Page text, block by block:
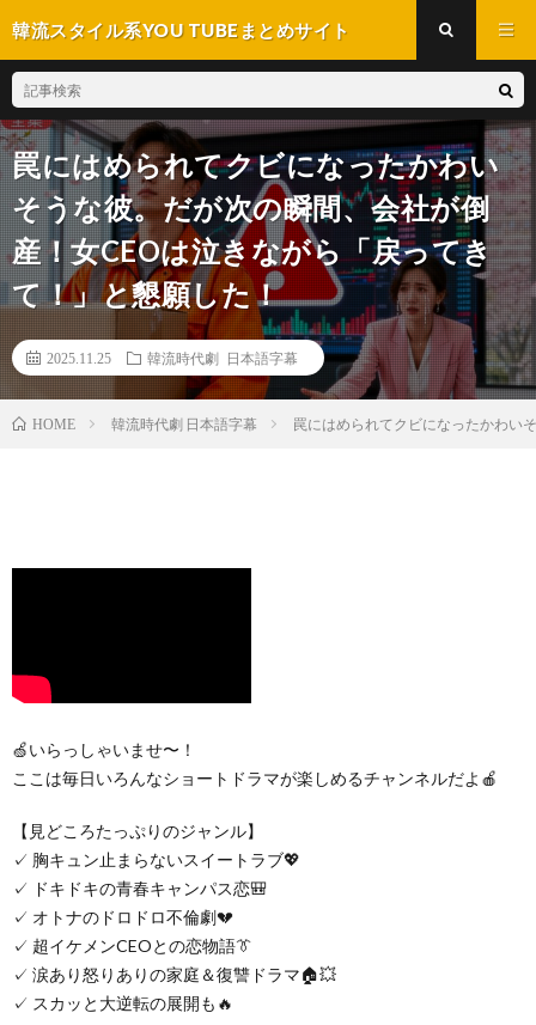
韓流スタイル系YOU TUBEまとめサイト
罠にはめられてクビになったかわい
そうな彼。だが次の瞬間、会社が倒
産！女CEOは泣きながら「戻ってき
て！」と懇願した！
2025.11.25 韓流時代劇 日本語字幕
HOME 韓流時代劇 日本語字幕 罠にはめられてクビになったかわい
🍏いらっしゃいませ〜！
ここは毎日いろんなショートドラマが楽しめるチャンネルだよ🍎
【見どころたっぷりのジャンル】
✓ 胸キュン止まらないスイートラブ💖
✓ ドキドキの青春キャンパス恋🎒
✓ オトナのドロドロ不倫劇💔
✓ 超イケメンCEOとの恋物語👔
✓ 涙あり怒りありの家庭＆復讐ドラマ🏠💥
✓ スカッと大逆転の展開も🔥